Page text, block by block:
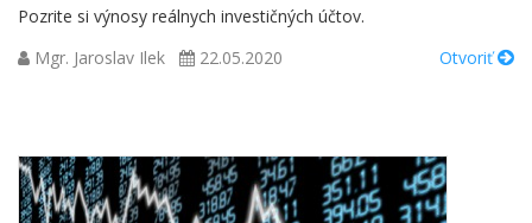
Pozrite si výnosy reálnych investičných účtov.
Mgr. Jaroslav Ilek
22.05.2020 Otvoriť